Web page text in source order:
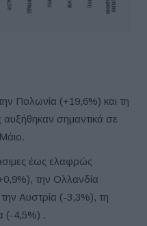
Πολωνία (+19,6%) και τη
σημαντικά σε
έως ελαφρώς
την Ολλανδία
Αυστρία (-3,3%), τη
(-4,5%) .